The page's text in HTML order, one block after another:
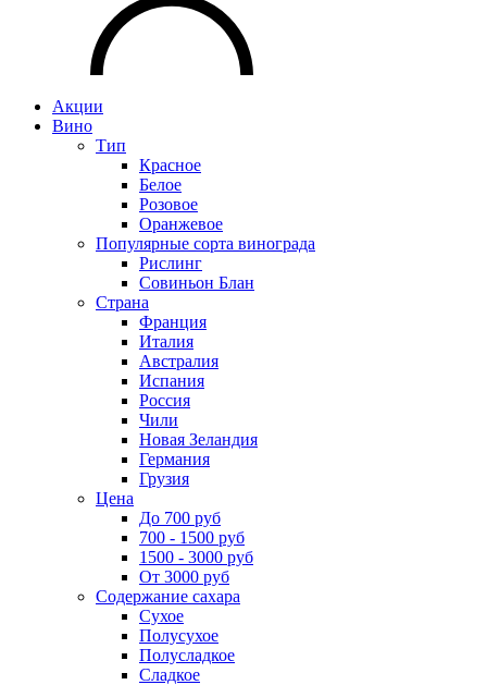
Акции
Вино
Тип
Красное
Белое
Розовое
Оранжевое
Популярные сорта винограда
Рислинг
Совиньон Блан
Страна
Франция
Италия
Австралия
Испания
Россия
Чили
Новая Зеландия
Германия
Грузия
Цена
До 700 руб
700 - 1500 руб
1500 - 3000 руб
От 3000 руб
Содержание сахара
Сухое
Полусухое
Полусладкое
Сладкое